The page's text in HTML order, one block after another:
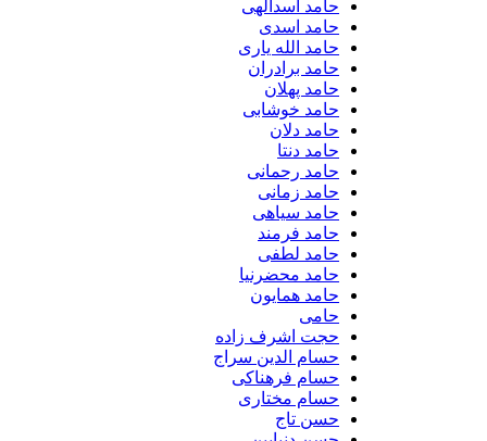
حامد اسدالهی
حامد اسدی
حامد الله یاری
حامد برادران
حامد پهلان
حامد خوشابی
حامد دلان
حامد دنتا
حامد رحمانی
حامد زمانی
حامد سیاهی
حامد فرمند
حامد لطفی
حامد محضرنیا
حامد همایون
حامی
حجت اشرف زاده
حسام الدین سراج
حسام فرهناکی
حسام مختاری
حسن تاج